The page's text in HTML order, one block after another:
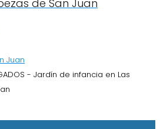
de San Juan
Juan
- Jardín de infancia en Las